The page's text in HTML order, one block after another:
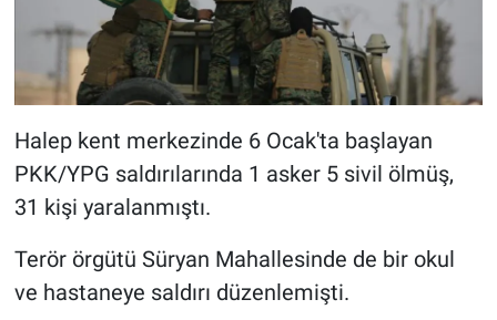
Halep kent merkezinde 6 Ocak'ta başlayan
PKK/YPG saldırılarında 1 asker 5 sivil ölmüş,
31 kişi yaralanmıştı.
Terör örgütü Süryan Mahallesinde de bir okul
ve hastaneye saldırı düzenlemişti.